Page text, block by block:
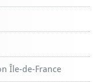
Île-de-France